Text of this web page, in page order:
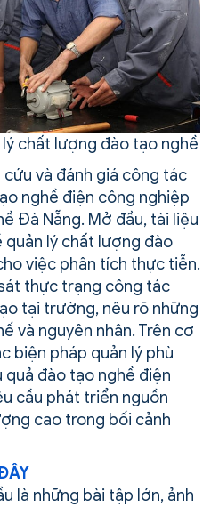
chất lượng đào tạo nghề
và đánh giá công tác
nghề điện công nghiệp
Đà Nẵng. Mở đầu, tài liệu
quản lý chất lượng đào
việc phân tích thực tiễn.
thực trạng công tác
tại trường, nêu rõ những
và nguyên nhân. Trên cơ
biện pháp quản lý phù
quả đào tạo nghề điện
cầu phát triển nguồn
cao trong bối cảnh
là những bài tập lớn, ảnh